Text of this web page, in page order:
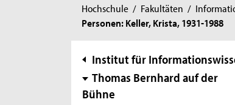
Sie
sind
Hochschule / Fakultäten /
Personen: Keller, Krista, 1931-1988
Subnavigation
Institut für
Thomas Bernhard auf der
Bühne